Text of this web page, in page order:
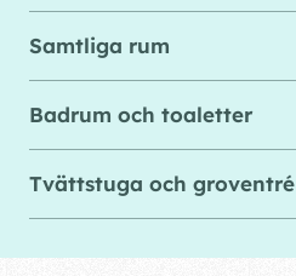
Samtliga rum
Badrum och toaletter
Tvättstuga och groventré